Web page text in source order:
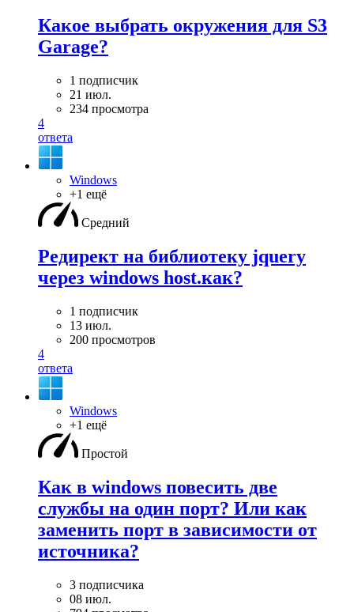
Какое выбрать окружения для S3
Garage?
1 подписчик
21 июл.
234 просмотра
4
ответа
Windows
+1 ещё
Средний
Редирект на библиотеку jquery
через windows host.как?
1 подписчик
13 июл.
200 просмотров
4
ответа
Windows
+1 ещё
Простой
Как в windows повесить две
службы на один порт? Или как
заменить порт в зависимости от
источника?
3 подписчика
08 июл.